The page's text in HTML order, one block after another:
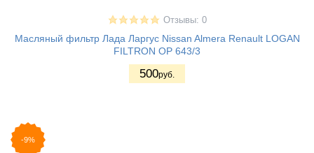
Отзывы: 0
Масляный фильтр Лада Ларгус Nissan Almera Renault LOGAN
FILTRON OP 643/3
500руб.
-9%